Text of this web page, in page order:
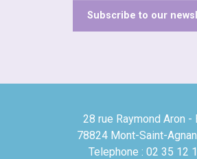
Subscribe to our
28 rue Raymond Aron -
78824 Mont-Saint-
Telephone : 02 35 12